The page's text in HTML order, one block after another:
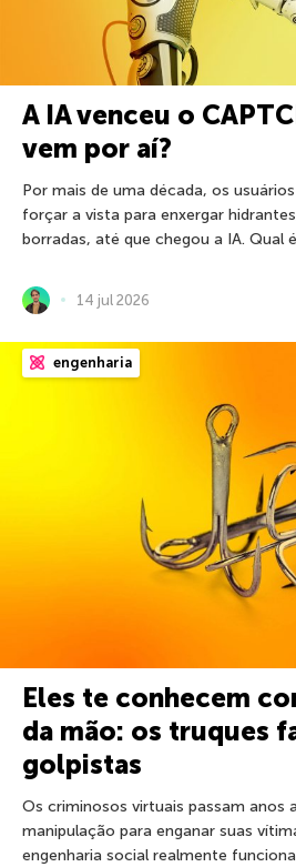
A IA venceu o
vem por aí?
Por mais de uma década, os
forçar a vista para enxergar
borradas, até que chegou a IA. Qual
14 jul 2026
engenharia
Eles te conhecem
da mão: os truques
golpistas
Os criminosos virtuais passam anos
manipulação para enganar suas
engenharia social realmente